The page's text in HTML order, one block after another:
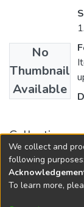
No
Thumbnail
Available
Collections
Revista
DSpace
We collect and
following purposes:
To learn more,